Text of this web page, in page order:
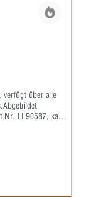
verfügt über alle
Nr. LL90587, kann
das von Natur aus